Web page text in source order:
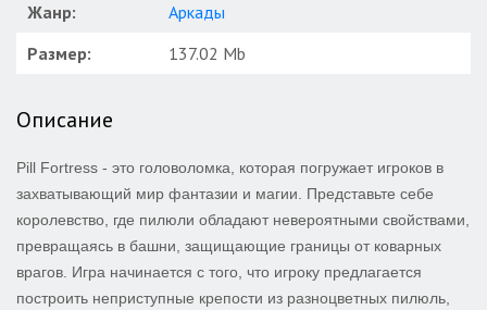
Жанр:
Аркады
Размер:
137.02 Mb
Описание
Pill Fortress - это головоломка, которая погружает игроков в
захватывающий мир фантазии и магии. Представьте себе
королевство, где пилюли обладают невероятными свойствами,
превращаясь в башни, защищающие границы от коварных
врагов. Игра начинается с того, что игроку предлагается
построить неприступные крепости из разноцветных пилюль,